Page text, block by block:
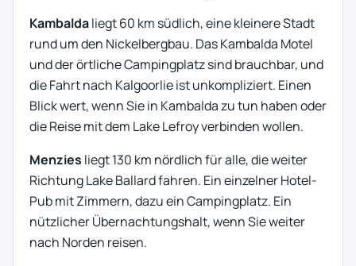
Kambaldaliegt 60 km südlich, eine kleinere Stadt
rund um den Nickelbergbau. Das Kambalda Motel
und der örtliche Campingplatz sind brauchbar, und
die Fahrt nach Kalgoorlie ist unkompliziert. Einen
Blick wert, wenn Sie in Kambalda zu tun haben oder
die Reise mit dem Lake Lefroy verbinden wollen.
Menzies liegt 130 km nördlich für alle, die weiter
Richtung Lake Ballard fahren. Ein einzelner Hotel-
Pub mit Zimmern, dazu ein Campingplatz. Ein
nützlicher Übernachtungshalt, wenn Sie weiter
nach Norden reisen.